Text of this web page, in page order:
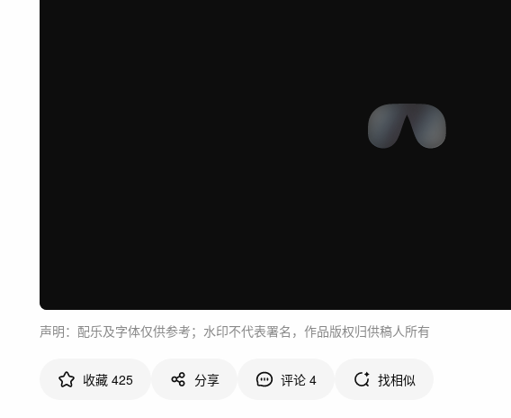
声明：配乐及字体仅供参考；水印不代表署名，作品版权归供稿人所有
收藏 425 分享 评论 4 找相似